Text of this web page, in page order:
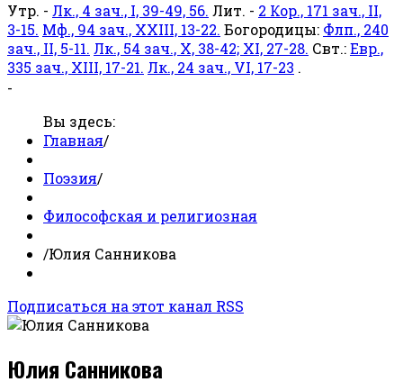
Утр. - Лк., 4 зач., I, 39-49, 56. Лит. - 2 Кор., 171 зач., II,
3-15. Мф., 94 зач., XXIII, 13-22. Богородицы: Флп., 240
зач., II, 5-11. Лк., 54 зач., X, 38-42; XI, 27-28. Свт.:Евр.,
335 зач., XIII, 17-21. Лк., 24 зач., VI, 17-23 .
-
Вы здесь:
Главная/
Поэзия/
Философская и религиозная
/Юлия Санникова
Подписаться на этот канал RSS
Юлия Санникова